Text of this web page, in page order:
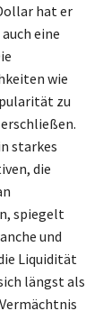
hat er
eine
wie
zu
starkes
die
spiegelt
und
Liquidität
längst als